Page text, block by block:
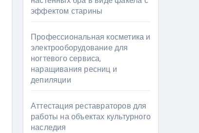
эффектом старины
Профессиональная косметика и
электрооборудование для
ногтевого сервиса,
наращивания ресниц и
депиляции
Аттестация реставраторов для
работы на объектах культурного
наследия